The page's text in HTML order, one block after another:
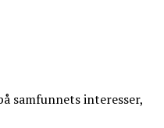
samfunnets interesser,